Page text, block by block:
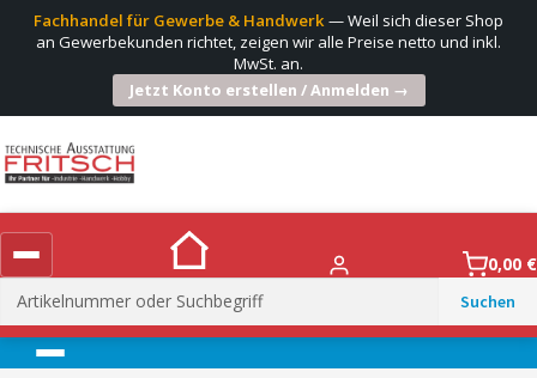
Fachhandel für Gewerbe & Handwerk— Weil sich dieser Shop
an Gewerbekunden richtet, zeigen wir alle Preise netto und inkl.
MwSt. an.
Jetzt Konto erstellen / Anmelden →
Suchen
nach:
0,00 €
Menü